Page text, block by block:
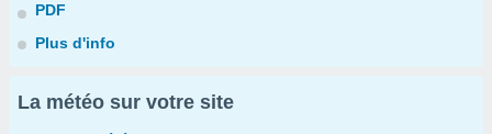
PDF
Plus d'info
La météo sur votre site